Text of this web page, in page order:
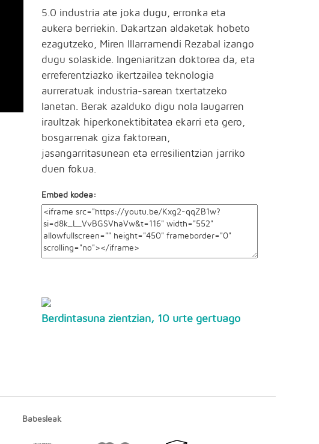
5.0 industria ate joka dugu, erronka eta
aukera berriekin. Dakartzan aldaketak hobeto
ezagutzeko, Miren Illarramendi Rezabal izango
dugu solaskide. Ingeniaritzan doktorea da, eta
erreferentziazko ikertzailea teknologia
aurreratuak industria-sarean txertatzeko
lanetan. Berak azalduko digu nola laugarren
iraultzak hiperkonektibitatea ekarri eta gero,
bosgarrenak giza faktorean,
jasangarritasunean eta erresilientzian jarriko
duen fokua.
Embed kodea:
Berdintasuna zientzian, 10 urte gertuago
Babesleak